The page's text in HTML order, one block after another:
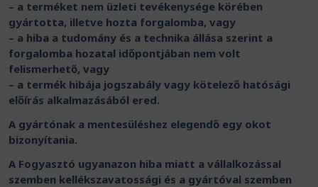
– a terméket nem üzleti tevékenysége körében
gyártotta, illetve hozta forgalomba, vagy
– a hiba a tudomány és a technika állása szerint a
forgalomba hozatal időpontjában nem volt
felismerhető, vagy
– a termék hibája jogszabály vagy kötelező hatósági
előírás alkalmazásából ered.
A gyártónak a mentesüléshez elegendő egy okot
bizonyítania.
A Fogyasztó ugyanazon hiba miatt a vállalkozással
szemben kellékszavatossági és a gyártóval szemben